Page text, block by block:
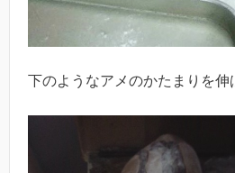
下のようなアメのかたまりを伸